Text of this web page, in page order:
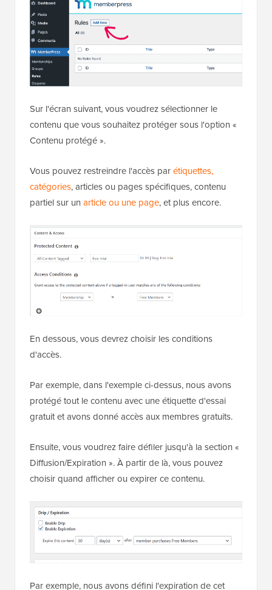
Sur l'écran suivant, vous voudrez sélectionner le
contenu que vous souhaitez protéger sous l'option «
Contenu protégé ».
Vous pouvez restreindre l'accès parétiquettes,
catégories, articles ou pages spécifiques, contenu
partiel sur un article ou une page, et plus encore.
En dessous, vous devrez choisir les conditions
d'accès.
Par exemple, dans l'exemple ci-dessus, nous avons
protégé tout le contenu avec une étiquette d'essai
gratuit et avons donné accès aux membres gratuits.
Ensuite, vous voudrez faire défiler jusqu'à la section «
Diffusion/Expiration ». À partir de là, vous pouvez
choisir quand afficher ou expirer ce contenu.
Par exemple, nous avons défini l'expiration de cet